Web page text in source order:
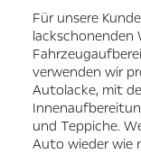
Für unsere
lackschonenden
verwenden wir
Autolacke, mit
und Teppiche.
Auto wieder wie